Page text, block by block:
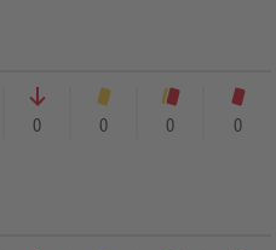
0 0 0 0